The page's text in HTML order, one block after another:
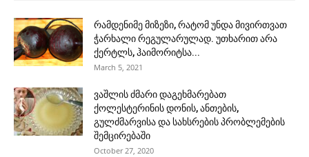
რამდენიმე მიზეზი, რატომ უნდა მივირთვათ
ჭარხალი რეგულარულად. უთხარით არა
ქერტლს, ჰაიმორიტსა...
March 5, 2021
ვაშლის ძმარი დაგეხმარებათ
ქოლესტერინის დონის, ანთების,
გულძმარვისა და სახსრების პრობლემების
შემცირებაში
October 27, 2020